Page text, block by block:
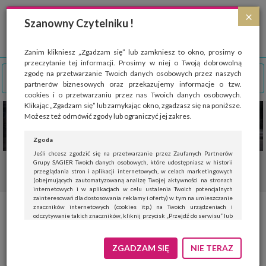
×
Szanowny Czytelniku !
Zanim klikniesz „Zgadzam się” lub zamkniesz to okno, prosimy o
przeczytanie tej informacji. Prosimy w niej o Twoją dobrowolną
zgodę na przetwarzanie Twoich danych osobowych przez naszych
partnerów biznesowych oraz przekazujemy informacje o tzw.
cookies i o przetwarzaniu przez nas Twoich danych osobowych.
Klikając „Zgadzam się” lub zamykając okno, zgadzasz się na poniższe.
Możesz też odmówić zgody lub ograniczyć jej zakres.
Zgoda
Jeśli chcesz zgodzić się na przetwarzanie przez Zaufanych Partnerów
Grupy SAGIER Twoich danych osobowych, które udostępniasz w historii
przeglądania stron i aplikacji internetowych, w celach marketingowych
(obejmujących zautomatyzowaną analizę Twojej aktywności na stronach
internetowych i w aplikacjach w celu ustalenia Twoich potencjalnych
zainteresowań dla dostosowania reklamy i oferty) w tym na umieszczanie
znaczników internetowych (cookies itp.) na Twoich urządzeniach i
odczytywanie takich znaczników, kliknij przycisk „Przejdź do serwisu” lub
Jeśli nie chcesz wyrazić zgody, kliknij „Nie teraz”.
Wyrażenie zgody jest dobrowolne. Możesz edytować zakres zgody, w tym
ZGADZAM SIĘ NIE TERAZ
Strona wykorzystuje pliki cookies, które służą głównie do celów statystycznych.
Wyrażając zgodę na używanie 'cookies', zezwalasz na zapisanie ich w pamięci
przeglądarki. Przejdź do
polityki cookies